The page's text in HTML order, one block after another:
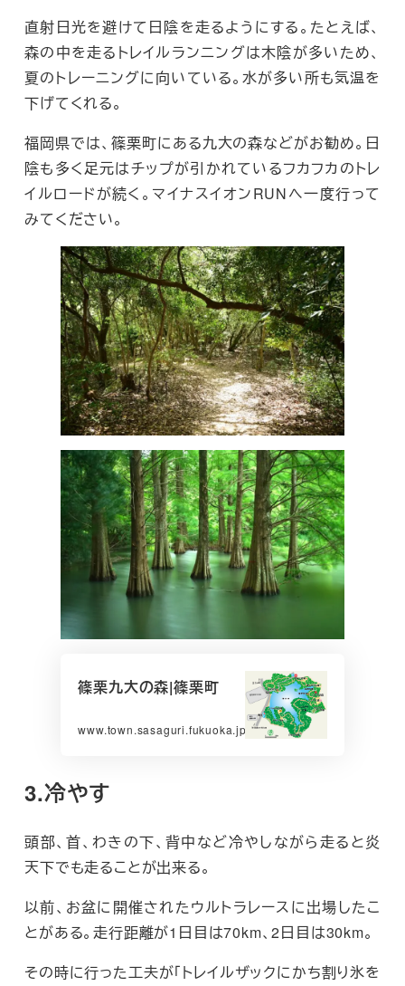
直射日光を避けて日陰を走るようにする。たとえば、
森の中を走るトレイルランニングは木陰が多いため、
夏のトレーニングに向いている。水が多い所も気温を
下げてくれる。
福岡県では、篠栗町にある九大の森などがお勧め。日
陰も多く足元はチップが引かれているフカフカのトレ
イルロードが続く。マイナスイオンRUNへ一度行って
みてください。
篠栗九大の森|篠栗町
www.town.sasaguri.fukuoka.jp
3.冷やす
頭部、首、わきの下、背中など冷やしながら走ると炎
天下でも走ることが出来る。
以前、お盆に開催されたウルトラレースに出場したこ
とがある。走行距離が1日目は70km、2日目は30km。
その時に行った工夫が「トレイルザックにかち割り氷を